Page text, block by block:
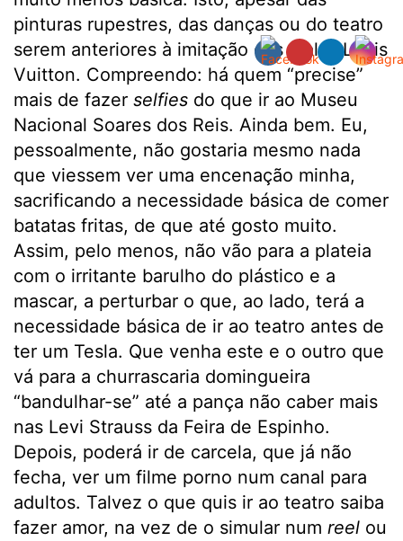
pinturas rupestres, das danças ou do teatro
serem anteriores à imitação das malas Louis
Vuitton. Compreendo: há quem “precise”
mais de fazer selfies do que ir ao Museu
Nacional Soares dos Reis. Ainda bem. Eu,
pessoalmente, não gostaria mesmo nada
que viessem ver uma encenação minha,
sacrificando a necessidade básica de comer
batatas fritas, de que até gosto muito.
Assim, pelo menos, não vão para a plateia
com o irritante barulho do plástico e a
mascar, a perturbar o que, ao lado, terá a
necessidade básica de ir ao teatro antes de
ter um Tesla. Que venha este e o outro que
vá para a churrascaria domingueira
“bandulhar-se” até a pança não caber mais
nas Levi Strauss da Feira de Espinho.
Depois, poderá ir de carcela, que já não
fecha, ver um filme porno num canal para
adultos. Talvez o que quis ir ao teatro saiba
fazer amor, na vez de o simular num reel ou